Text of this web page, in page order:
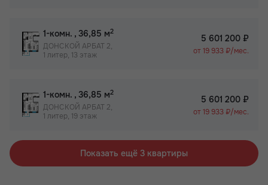
1-комн. , 36,85 м2
ДОНСКОЙ АРБАТ 2,
1 литер, 13 этаж
5 601 200 ₽
от 19 933 ₽/мес.
1-комн. , 36,85 м2
ДОНСКОЙ АРБАТ 2,
1 литер, 19 этаж
5 601 200 ₽
от 19 933 ₽/мес.
Показать ещё 3 квартиры